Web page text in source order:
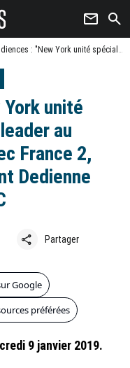
newsletter search
: "New York unité spéciale" faible leader au coude-à-coude avec France 2, succès pour Vincent Dedienne sur TMC
unité
au
France 2,
Dedienne
share Partager
Google
préférées
9 janvier 2019.